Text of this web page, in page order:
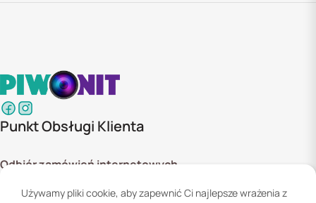
Punkt Obsługi Klienta
Odbiór zamówień internetowych
02-285 Warszawa
Używamy pliki cookie, aby zapewnić Ci najlepsze wrażenia z